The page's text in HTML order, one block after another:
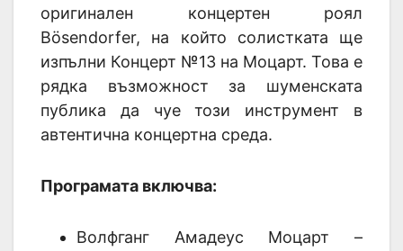
оригинален концертен роял
Bösendorfer, на който солистката ще
изпълни Концерт №13 на Моцарт. Това е
рядка възможност за шуменската
публика да чуе този инструмент в
автентична концертна среда.
Програмата включва:
Волфганг Амадеус Моцарт –